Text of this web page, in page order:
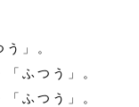
う」。
「ふつう」。
「ふつう」。